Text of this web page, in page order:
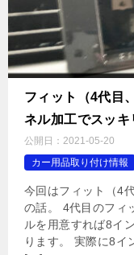
フィット（4代目
ネル加工でスッキ
公開日： 2021-05-20
カー用品取り付け情報
今回はフィット（4
の話。 4代目のフィ
ルを用意すれば8イ
ります。 実際に8イ